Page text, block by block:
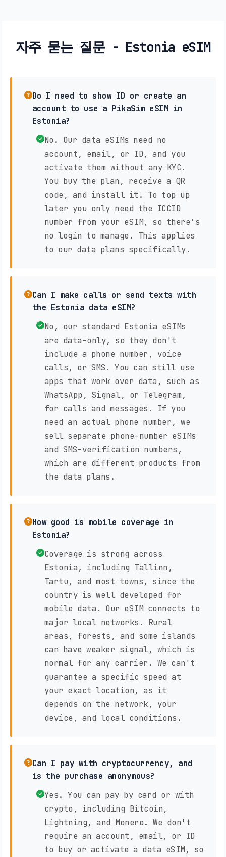
자주 묻는 질문 - Estonia eSIM
Do I need to show ID or create an
account to use a PikaSim eSIM in
Estonia?
No. Our data eSIMs need no
account, email, or ID, and you
activate them without any KYC.
You buy the plan, receive a QR
code, and install it. To top up
later you only need the ICCID
number from your eSIM, so there's
no login to manage. This applies
to our data plans specifically.
Can I make calls or send texts with
the Estonia data eSIM?
No, our standard Estonia eSIMs
are data-only, so they don't
include a phone number, voice
calls, or SMS. You can still use
apps that work over data, such as
WhatsApp, Signal, or Telegram,
for calls and messages. If you
need an actual phone number, we
sell separate phone-number eSIMs
and SMS-verification numbers,
which are different products from
the data plans.
How good is mobile coverage in
Estonia?
Coverage is strong across
Estonia, including Tallinn,
Tartu, and most towns, since the
country is well developed for
mobile data. Our eSIM connects to
major local networks. Rural
areas, forests, and some islands
can have weaker signal, which is
normal for any carrier. We can't
guarantee a specific speed at
your exact location, as it
depends on the network, your
device, and local conditions.
Can I pay with cryptocurrency, and
is the purchase anonymous?
Yes. You can pay by card or with
crypto, including Bitcoin,
Lightning, and Monero. We don't
require an account, email, or ID
to buy or activate a data eSIM, so